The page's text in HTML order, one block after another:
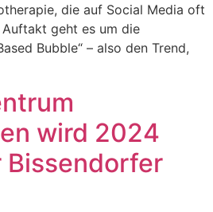
die auf Social Media oft
geht es um die
Bubble“ – also den Trend,
wird 2024
Bissendorfer